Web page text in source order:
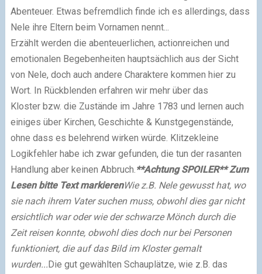
Abenteuer. Etwas befremdlich finde ich es allerdings, dass
Nele ihre Eltern beim Vornamen nennt...
Erzählt werden die abenteuerlichen, actionreichen und
emotionalen Begebenheiten hauptsächlich aus der Sicht
von Nele, doch auch andere Charaktere kommen hier zu
Wort. In Rückblenden erfahren wir mehr über das
Kloster bzw. die Zustände im Jahre 1783 und lernen auch
einiges über Kirchen, Geschichte & Kunstgegenstände,
ohne dass es belehrend wirken würde. Klitzekleine
Logikfehler habe ich zwar gefunden, die tun der rasanten
Handlung aber keinen Abbruch.**Achtung SPOILER** Zum
Lesen bitte Text markierenWie z.B. Nele gewusst hat, wo
sie nach ihrem Vater suchen muss, obwohl dies gar nicht
ersichtlich war oder wie der schwarze Mönch durch die
Zeit reisen konnte, obwohl dies doch nur bei Personen
funktioniert, die auf das Bild im Kloster gemalt
wurden...Die gut gewählten Schauplätze, wie z.B. das